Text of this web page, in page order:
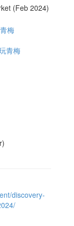
青梅
discovery-